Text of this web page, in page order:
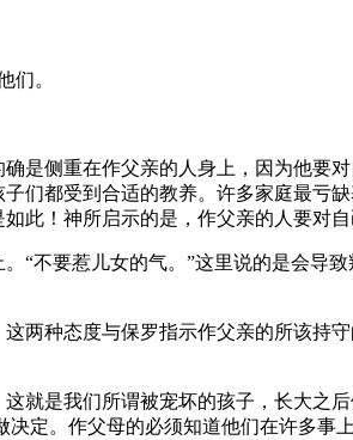
们。
是侧重在作父亲的人身上，因为他要
们都受到合适的教养。许多家庭最亏
此！神所启示的是，作父亲的人要对
“不要惹儿女的气。”这里说的是会导
两种态度与保罗指示作父亲的所该持
就是我们所谓被宠坏的孩子，长大之
定。作父母的必须知道他们在许多